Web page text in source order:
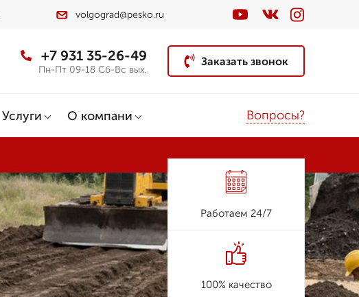
volgograd@pesko.ru
+7 931 35-26-49
Пн-Пт 09-18 Сб-Вс вых.
Заказать звонок
Услуги О компани Вопросы?
Работаем 24/7
100% качество